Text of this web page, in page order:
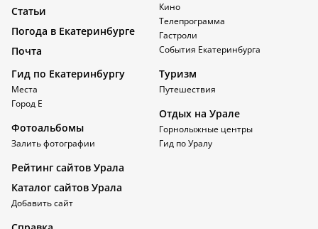
Статьи
Погода в Екатеринбурге
Почта
Кино
Телепрограмма
Гастроли
События Екатеринбурга
Гид по Екатеринбургу
Места
Город Е
Фотоальбомы
Залить фотографии
Туризм
Путешествия
Отдых на Урале
Горнолыжные центры
Гид по Уралу
Рейтинг сайтов Урала
Каталог сайтов Урала
Добавить сайт